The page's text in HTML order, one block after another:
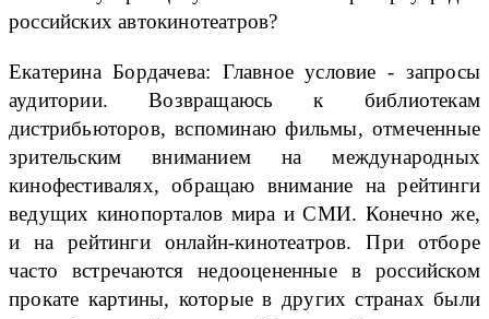
российских автокинотеатров?
Екатерина Бордачева: Главное условие - запросы
аудитории. Возвращаюсь к библиотекам
дистрибьюторов, вспоминаю фильмы, отмеченные
зрительским вниманием на международных
кинофестивалях, обращаю внимание на рейтинги
ведущих кинопорталов мира и СМИ. Конечно же,
и на рейтинги онлайн-кинотеатров. При отборе
часто встречаются недооцененные в российском
прокате картины, которые в других странах были